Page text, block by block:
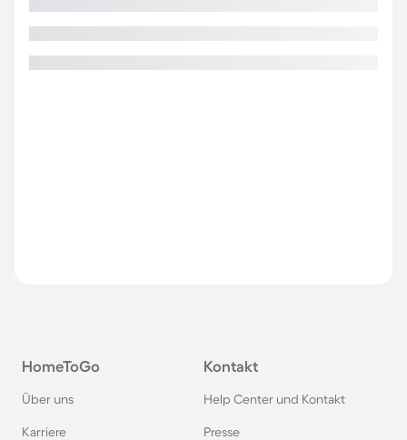
HomeToGo
Über uns
Karriere
Kontakt
Help Center und Kontakt
Presse